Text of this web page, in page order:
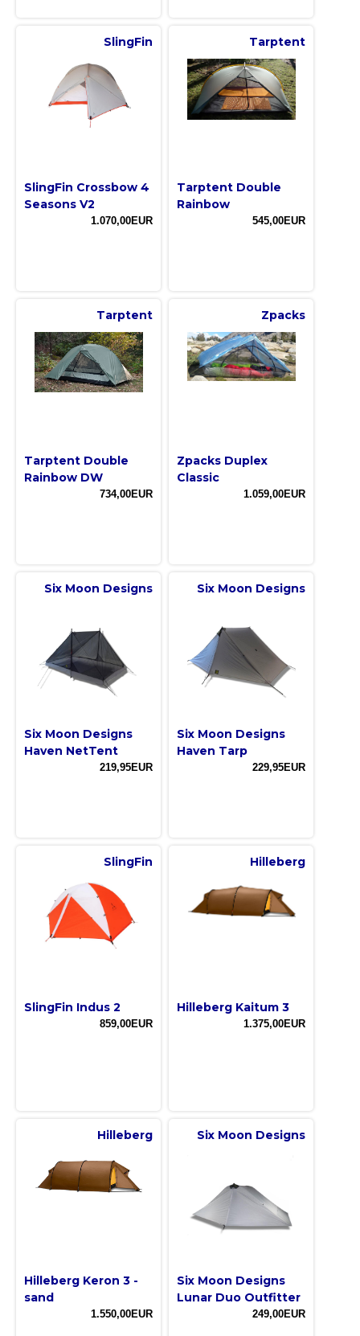
SlingFin
SlingFin Crossbow 4
Seasons V2
1.070,00EUR
Tarptent
Tarptent Double
Rainbow
545,00EUR
Tarptent
Tarptent Double
Rainbow DW
734,00EUR
Zpacks
Zpacks Duplex
Classic
1.059,00EUR
Six Moon Designs
Six Moon Designs
Haven NetTent
219,95EUR
Six Moon Designs
Six Moon Designs
Haven Tarp
229,95EUR
SlingFin
SlingFin Indus 2
859,00EUR
Hilleberg
Hilleberg Kaitum 3
1.375,00EUR
Hilleberg
Hilleberg Keron 3 -
sand
1.550,00EUR
Six Moon Designs
Six Moon Designs
Lunar Duo Outfitter
249,00EUR